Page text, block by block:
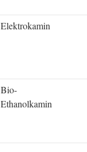
Elektrokamin
Bio-
Ethanolkamin